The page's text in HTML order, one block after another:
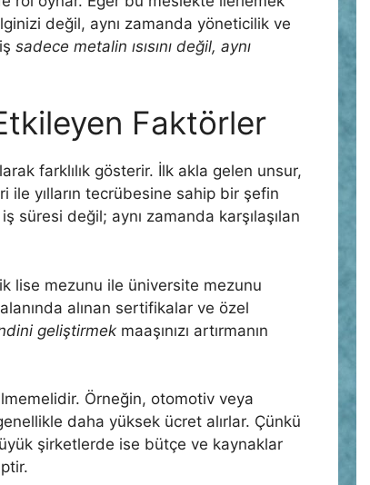
değil, aynı zamanda yöneticilik ve
sadece metalin ısısını değil, aynı
Faktörler
farklılık gösterir. İlk akla gelen unsur,
ile yılların tecrübesine sahip bir şefin
süresi değil; aynı zamanda karşılaşılan
lise mezunu ile üniversite mezunu
alınan sertifikalar ve özel
geliştirmek maaşınızı artırmanın
Örneğin, otomotiv veya
daha yüksek ücret alırlar. Çünkü
şirketlerde ise bütçe ve kaynaklar